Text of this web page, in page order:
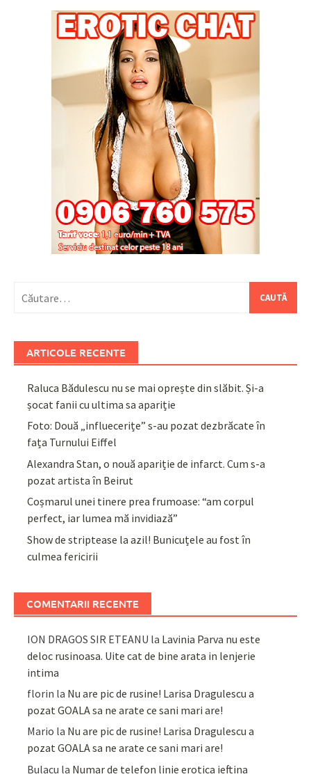
după:
ARTICOLE RECENTE
Raluca Bădulescu nu se mai oprește din slăbit. Și-a
șocat fanii cu ultima sa apariție
Foto: Două „influecerițe” s-au pozat dezbrăcate în
fața Turnului Eiffel
Alexandra Stan, o nouă apariție de infarct. Cum s-a
pozat artista în Beirut
Coșmarul unei tinere prea frumoase: “am corpul
perfect, iar lumea mă invidiază”
Show de striptease la azil! Bunicuțele au fost în
culmea fericirii
COMENTARII RECENTE
ION DRAGOS SIR ETEANU la Lavinia Parva nu este
deloc rusinoasa. Uite cat de bine arata in lenjerie
intima
florin la Nu are pic de rusine! Larisa Dragulescu a
pozat GOALA sa ne arate ce sani mari are!
Mario la Nu are pic de rusine! Larisa Dragulescu a
pozat GOALA sa ne arate ce sani mari are!
Bulacu la Numar de telefon linie erotica ieftina